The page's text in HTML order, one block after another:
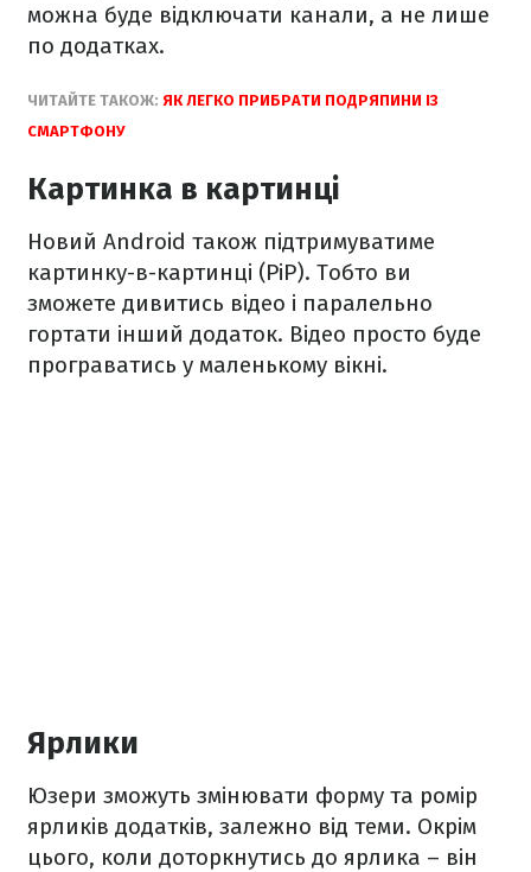
можна буде відключати канали, а не лише
по додатках.
ЧИТАЙТЕ ТАКОЖ: ЯК ЛЕГКО ПРИБРАТИ ПОДРЯПИНИ ІЗ
СМАРТФОНУ
Картинка в картинці
Новий Android також підтримуватиме
картинку-в-картинці (РіР). Тобто ви
зможете дивитись відео і паралельно
гортати інший додаток. Відео просто буде
програватись у маленькому вікні.
Ярлики
Юзери зможуть змінювати форму та ромір
ярликів додатків, залежно від теми. Окрім
цього, коли доторкнутись до ярлика – він